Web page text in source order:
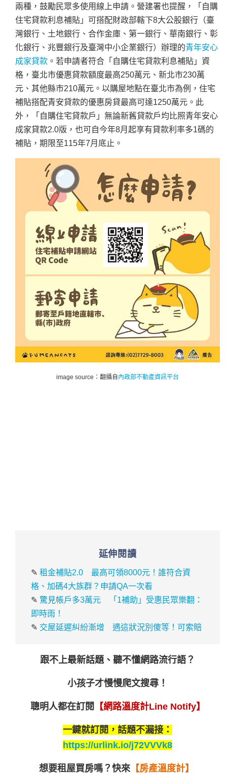
兩種，鼓勵民眾多使用線上申請。營建署也提醒，「自購
住宅貸款利息補貼」可搭配財政部轄下8大公股銀行（臺
灣銀行、土地銀行、合作金庫、第一銀行、華南銀行、彰
化銀行、兆豐銀行及臺灣中小企業銀行）辦理的青年安心
成家貸款 。若申請者符合「自購住宅貸款利息補貼」資
格，臺北市優惠貸款額度最高250萬元、新北市230萬
元、其他縣市210萬元。以購屋地點在臺北市為例，住宅
補貼搭配青安貸款的優惠房貸最高可達1250萬元。此
外，「自購住宅貸款戶」無論新舊貸款戶均比照青年安心
成家貸款2.0版，也可自今年8月起享有貸款利率多1碼的
補貼，期限至115年7月底止。
image source：翻攝自內政部不動產資訊平台
延伸閱讀
✎租金補貼2.0 最高可領8000元！誰符合資
格、加碼4大族群？申請QA一次看
✎驚見帳戶多3萬元 「1補助」受惠民眾樂翻：
即時雨！
✎ 交屋延遲糾紛漸增 遇這狀況別傻等！可索賠
跟不上最新話題、聽不懂網路流行語？
小孩子才慢慢爬文搜尋！
聰明人都在訂閱 【網路溫度計Line Notify】
一鍵就訂閱，話題不漏接：
https://urlink.io/j72VVVk8
想要租屋買房嗎？ 快來【房產溫度計】